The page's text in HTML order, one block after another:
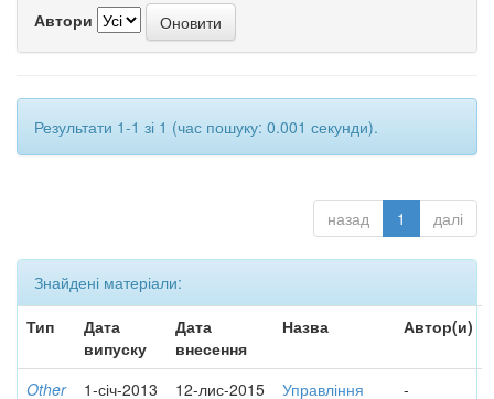
Автори
Результати 1-1 зі 1 (час пошуку: 0.001 секунди).
назад 1 далі
Знайдені матеріали:
Тип
Дата
випуску
Дата
внесення
Назва Автор(и)
Other 1-січ-2013 12-лис-2015
Управління
-